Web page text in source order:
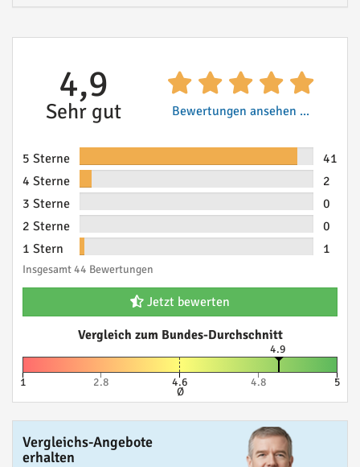
4,9
Sehr gut Bewertungen ansehen ...
5 Sterne
41
4 Sterne
2
3 Sterne
0
2 Sterne
0
1 Stern
1
Insgesamt 44 Bewertungen
Jetzt bewerten
Vergleich zum Bundes-Durchschnitt
4.9
1 2.8 4.6
Ø
4.8 5
Vergleichs-Angebote
erhalten